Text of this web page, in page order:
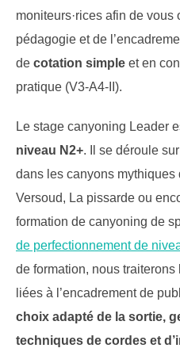
moniteurs·rices afin de vous
pédagogie et de
de cotation simple et en
pratique (V3-A4-II).
Le stage canyoning Leader
niveau N2+. Il se déroule
dans les canyons mythiques
Versoud, La pissarde ou
formation de canyoning de
de perfectionnement de
de formation, nous
liées à l’encadrement de
choix adapté de la sortie,
techniques de cordes et